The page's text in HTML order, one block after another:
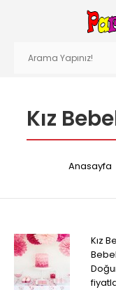
Kız
Anasayfa
Kız